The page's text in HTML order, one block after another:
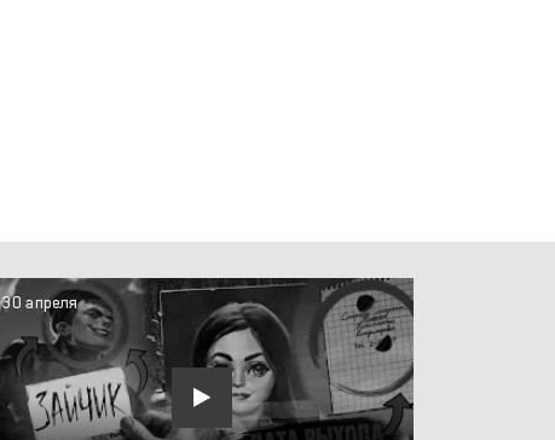
30 апреля